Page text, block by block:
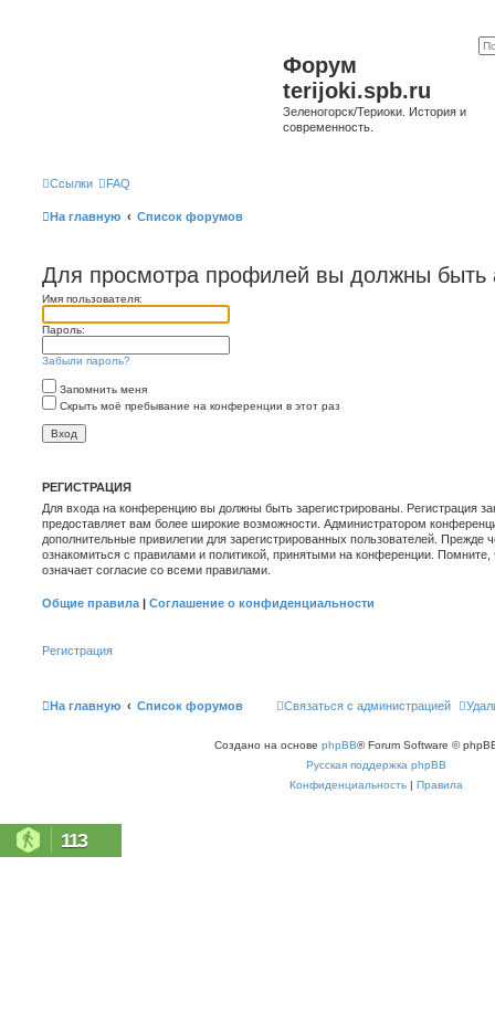
Форум
terijoki.spb.ru
Зеленогорск/Териоки. История и
современность.
Ссылки FAQ
На главную Список форумов
Для просмотра профилей вы должны быть
Имя пользователя:
Пароль:
Забыли пароль?
Запомнить меня
Скрыть моё пребывание на конференции в этот раз
РЕГИСТРАЦИЯ
Для входа на конференцию вы должны быть зарегистрированы. Регистрация
предоставляет вам более широкие возможности. Администратором
дополнительные привилегии для зарегистрированных пользователей. Прежде
ознакомиться с правилами и политикой, принятыми на конференции.
означает согласие со всеми правилами.
Общие правила | Соглашение о конфиденциальности
Регистрация
На главную Список форумов Связаться с администрацией
Создано на основе phpBB® Forum Software ©
Русская поддержка phpBB
Конфиденциальность | Правила
113